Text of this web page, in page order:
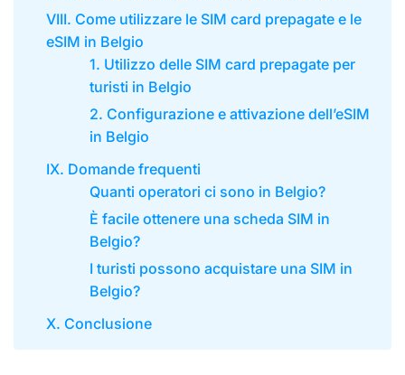
VIII. Come utilizzare le SIM card prepagate e le
eSIM in Belgio
1. Utilizzo delle SIM card prepagate per
turisti in Belgio
2. Configurazione e attivazione dell’eSIM
in Belgio
IX. Domande frequenti
Quanti operatori ci sono in Belgio?
È facile ottenere una scheda SIM in
Belgio?
I turisti possono acquistare una SIM in
Belgio?
X. Conclusione